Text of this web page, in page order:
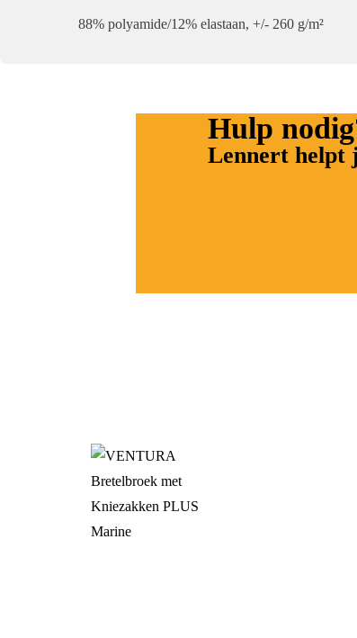
88% polyamide/12% elastaan, +/- 260 g/m²
Hulp
Lennert helpt